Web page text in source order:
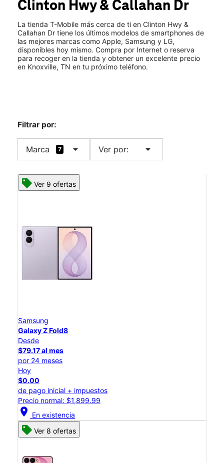
Sáb.:10:00 a.m. a 8:00 p.m.
6674 Clinton Hwy Knoxville, TN 37912
Clinton Hwy & Callahan Dr
La tienda T-Mobile más cerca de ti en Clinton Hwy &
Callahan Dr tiene los últimos modelos de smartphones de
las mejores marcas como Apple, Samsung y LG,
disponibles hoy mismo. Compra por Internet o reserva
para recoger en la tienda y obtener un excelente precio
en Knoxville, TN en tu próximo teléfono.
Filtrar por:
Marca 7 arrow_drop_down Ver por: arrow_drop_down
Ver 9 ofertas
Samsung
Galaxy Z Fold8
Desde
$79.17 al mes
por 24 meses
Hoy
$0.00
de pago inicial + impuestos
Precio normal: $1,899.99
location_on En existencia
Ver 8 ofertas